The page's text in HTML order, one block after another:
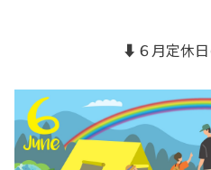
⬇️６月定休